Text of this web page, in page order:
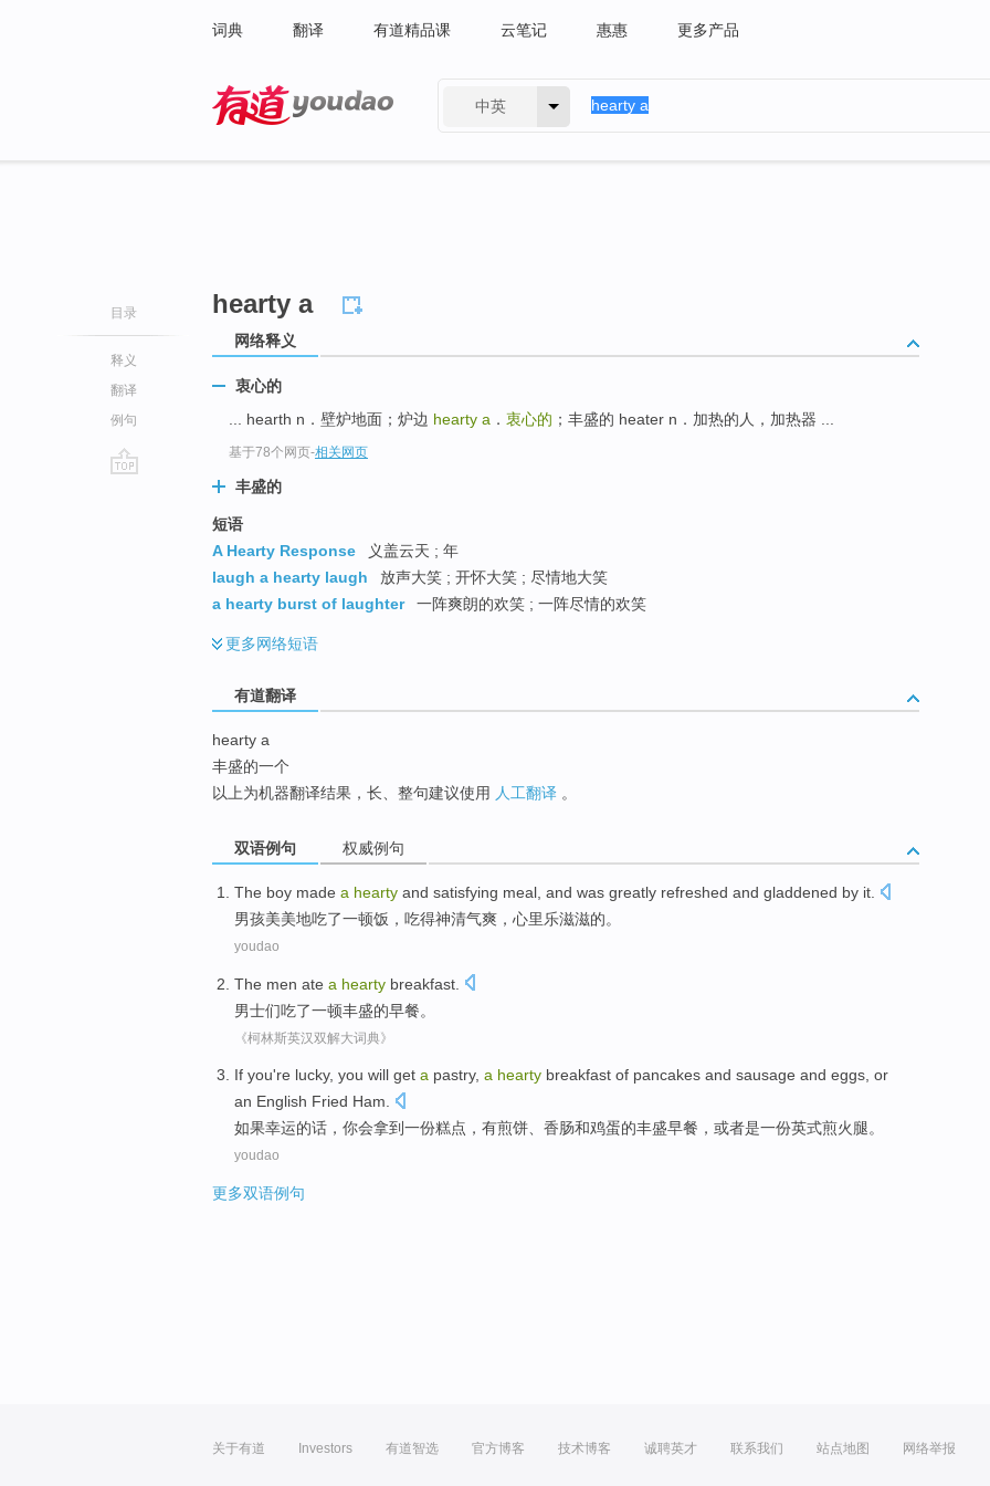
词典 翻译 有道精品课 云笔记 惠惠 更多产品
中英
目录
释义
翻译
例句
hearty a
网络释义
衷心的
... hearth n．壁炉地面；炉边 hearty a ． 衷心的 ；丰盛的 heater n．加热的人，加热器 ...
基于78个网页-相关网页
丰盛的
短语
A Hearty Response
义盖云天 ; 年
laugh a hearty laugh
放声大笑 ; 开怀大笑 ; 尽情地大笑
a hearty burst of laughter
一阵爽朗的欢笑 ; 一阵尽情的欢笑
更多网络短语
有道翻译
hearty a
丰盛的一个
以上为机器翻译结果，长、整句建议使用 人工翻译 。
双语例句 权威例句
The boy made a hearty and satisfying meal , and was greatly refreshed and gladdened by it
男孩美美地吃了一顿饭，吃得神清气爽 ，心里 乐滋滋的。
youdao
The men ate a hearty breakfast
男士们吃了一顿丰盛的早餐。
《柯林斯英汉双解大词典》
If you're lucky, you will get a pastry, a hearty breakfast of pancakes and sausage and eggs, or
an English Fried Ham.
如果幸运的话， 你会拿到一份糕点 ， 有煎饼、 香肠和鸡蛋的丰盛早餐 ， 或者是一份英式煎火腿。
youdao
更多双语例句
关于有道 Investors 有道智选 官方博客 技术博客 诚聘英才 联系我们 站点地图 网络举报